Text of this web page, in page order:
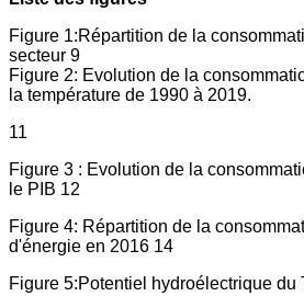
Figure 1:Répartition de la
secteur 9
Figure 2: Evolution de la
la température de 1990 à 2019.
11
Figure 3 : Evolution de la
le PIB 12
Figure 4: Répartition de la
d'énergie en 2016 14
Figure 5:Potentiel hydroélectrique du